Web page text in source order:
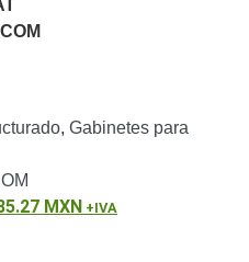
, Gabinetes para
MXN